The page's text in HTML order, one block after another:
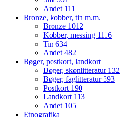
Andet 111
Bronze, kobber, tin m.m.
Bronze 1012
Kobber, messing 1116
Tin 634
Andet 482
Bøger, postkort, landkort
Bøger, skønlitteratur 132
Bøger, faglitteratur393
Postkort 190
Landkort 113
Andet 105
Etnografika